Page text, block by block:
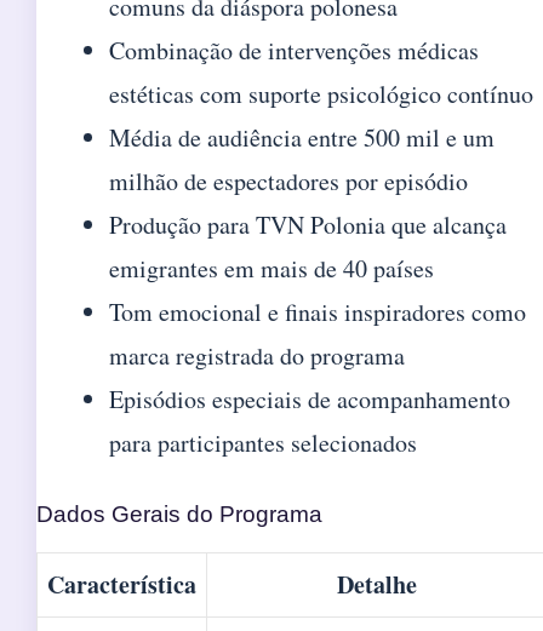
comuns da diáspora polonesa
Combinação de intervenções médicas
estéticas com suporte psicológico contínuo
Média de audiência entre 500 mil e um
milhão de espectadores por episódio
Produção para TVN Polonia que alcança
emigrantes em mais de 40 países
Tom emocional e finais inspiradores como
marca registrada do programa
Episódios especiais de acompanhamento
para participantes selecionados
Dados Gerais do Programa
Característica Detalhe